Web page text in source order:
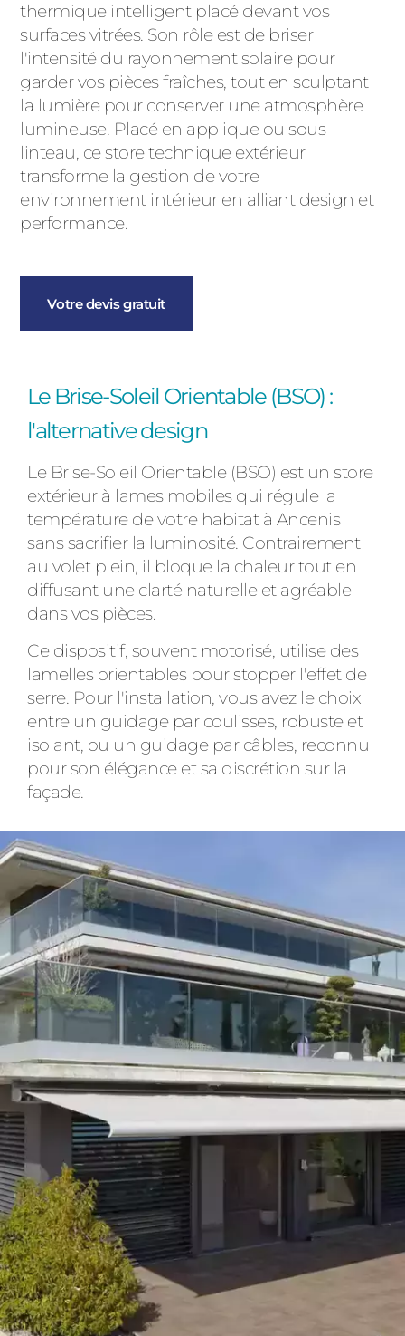
thermique intelligent placé devant vos
surfaces vitrées. Son rôle est de briser
l'intensité du rayonnement solaire pour
garder vos pièces fraîches, tout en sculptant
la lumière pour conserver une atmosphère
lumineuse. Placé en applique ou sous
linteau, ce store technique extérieur
transforme la gestion de votre
environnement intérieur en alliant design et
performance.
Votre devis gratuit
Le Brise-Soleil Orientable (BSO) :
l'alternative design
Le Brise-Soleil Orientable (BSO) est un store
extérieur à lames mobiles qui régule la
température de votre habitat à Ancenis
sans sacrifier la luminosité. Contrairement
au volet plein, il bloque la chaleur tout en
diffusant une clarté naturelle et agréable
dans vos pièces.
Ce dispositif, souvent motorisé, utilise des
lamelles orientables pour stopper l'effet de
serre. Pour l'installation, vous avez le choix
entre un guidage par coulisses, robuste et
isolant, ou un guidage par câbles, reconnu
pour son élégance et sa discrétion sur la
façade.